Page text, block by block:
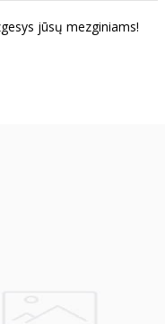
jūsų mezginiams!